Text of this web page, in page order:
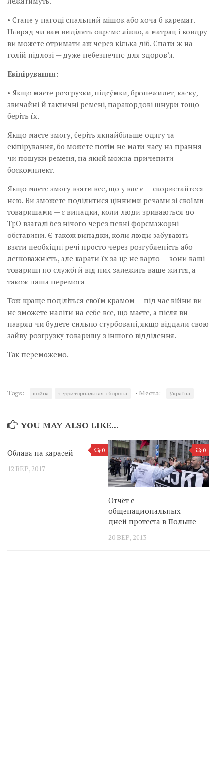
• Стане у нагоді спальний мішок або хоча б каремат.
Навряд чи вам виділять окреме ліжко, а матрац і ковдру
ви можете отримати аж через кілька діб. Спати ж на
голій підлозі — дуже небезпечно для здоров’я.
Екіпірування:
• Якщо маєте розгрузки, підсу́мки, бронежилет, каску,
звичайні й тактичні ремені, паракордові шнури тощо —
беріть їх.
Якщо маєте змогу, беріть якнайбільше одягу та
екіпірування, бо можете потім не мати часу на прання
чи пошуки ременя, на який можна причепити
боєкомплект.
Якщо маєте змогу взяти все, що у вас є — скористайтеся
нею. Ви зможете поділитися цінними речами зі своїми
товаришами — є випадки, коли люди зриваються до
ТрО взагалі без нічого через певні форсмажорні
обставини. Є також випадки, коли люди забувають
взяти необхідні речі просто через розгубленість або
легковажність, але карати їх за це не варто — вони ваші
товариші по службі й від них залежить ваше життя, а
також наша перемога.
Тож краще поділіться своїм крамом — під час війни ви
не зможете надіти на себе все, що маєте, а після ви
навряд чи будете сильно стурбовані, якщо віддали свою
зайву розгрузку товаришу з іншого відділення.
Так переможемо.
Tags: война территориальная оборона · Места: Україна
YOU MAY ALSO LIKE...
0
Облава на карасей
12 ВЕР, 2017
0
Отчёт с
общенациональных
дней протеста в Польше
20 ВЕР, 2013